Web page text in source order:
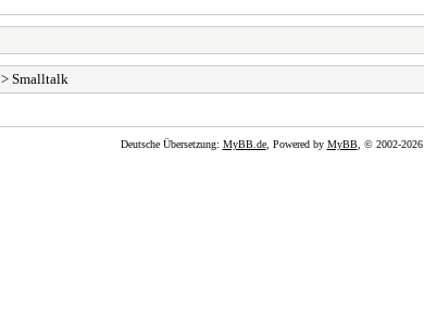
> Smalltalk
Deutsche Übersetzung: MyBB.de, Powered by MyBB, © 2002-2026